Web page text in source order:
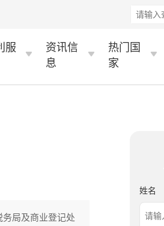
服
资讯信
息
热门国
家
局及商业登记处
姓名